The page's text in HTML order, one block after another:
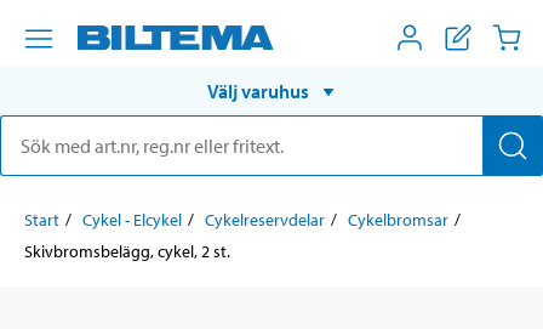
Välj varuhus
Start Cykel - Elcykel Cykelreservdelar
Cykelbromsar
Skivbromsbelägg, cykel, 2 st.